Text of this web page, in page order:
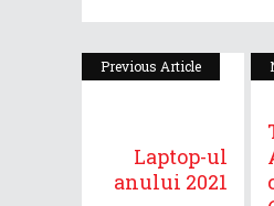
Previous Article
Laptop-ul
anului 2021